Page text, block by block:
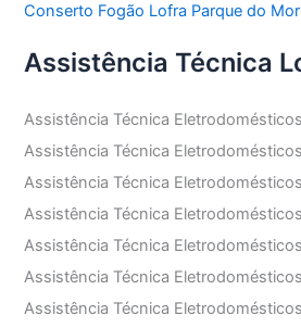
Conserto Fogão Lofra Parque do
Assistência Técnica
Assistência Técnica
Assistência Técnica
Assistência Técnica
Assistência Técnica
Assistência Técnica
Assistência Técnica
Assistência Técnica